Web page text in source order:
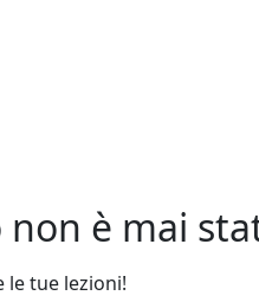
è mai
le tue lezioni!